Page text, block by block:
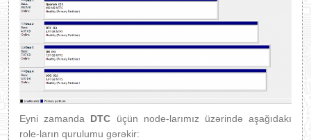
Eyni zamanda DTC üçün node-larımız üzərində aşağıdakı
role-ların qurulumu gərəkir: